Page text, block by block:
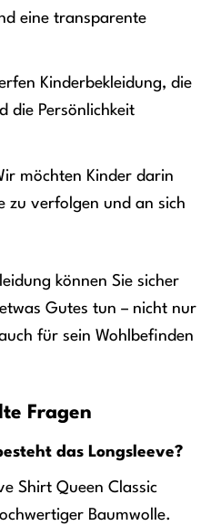
eine transparente
Kinderbekleidung, die
die Persönlichkeit
möchten Kinder darin
zu verfolgen und an sich
können Sie sicher
Gutes tun – nicht nur
für sein Wohlbefinden
Fragen
das Longsleeve?
Shirt Queen Classic
Baumwolle.